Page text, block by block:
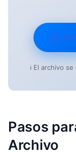
ℹ️ El archivo
Pasos
Archivo